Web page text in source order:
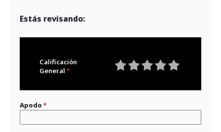
Estás revisando:
Calificación
General
Apodo